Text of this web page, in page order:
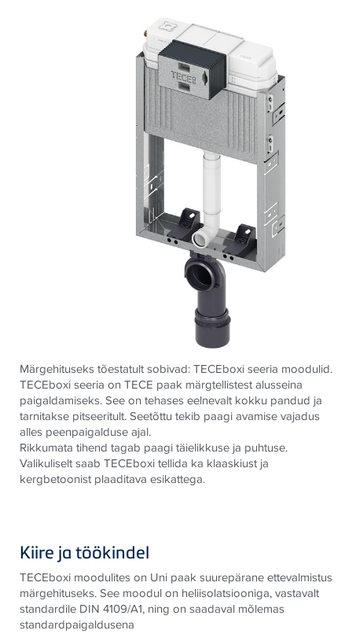
Märgehituseks tõestatult sobivad: TECEboxi seeria moodulid.
TECEboxi seeria on TECE paak märgtellistest alusseina
paigaldamiseks. See on tehases eelnevalt kokku pandud ja
tarnitakse pitseeritult. Seetõttu tekib paagi avamise vajadus
alles peenpaigalduse ajal.
Rikkumata tihend tagab paagi täielikkuse ja puhtuse.
Valikuliselt saab TECEboxi tellida ka klaaskiust ja
kergbetoonist plaaditava esikattega.
Kiire ja töökindel
TECEboxi moodulites on Uni paak suurepärane ettevalmistus
märgehituseks. See moodul on heliisolatsiooniga, vastavalt
standardile DIN 4109/A1, ning on saadaval mõlemas
standardpaigaldusena